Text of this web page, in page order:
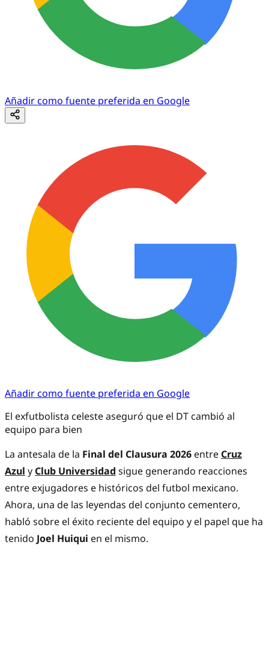
Añadir como fuente preferida en Google
Añadir como fuente preferida en Google
El exfutbolista celeste aseguró que el DT cambió al
equipo para bien
La antesala de la Final del Clausura 2026 entre Cruz
Azul y Club Universidad sigue generando reacciones
entre exjugadores e históricos del futbol mexicano.
Ahora, una de las leyendas del conjunto cementero,
habló sobre el éxito reciente del equipo y el papel que ha
tenido Joel Huiqui en el mismo.